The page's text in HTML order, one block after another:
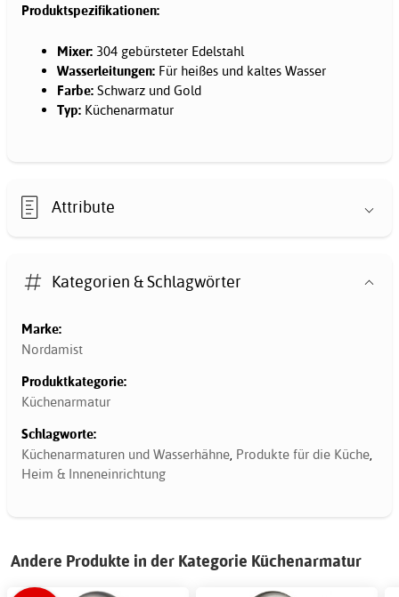
Produktspezifikationen:
Mixer: 304 gebürsteter Edelstahl
Wasserleitungen: Für heißes und kaltes Wasser
Farbe: Schwarz und Gold
Typ: Küchenarmatur
Attribute
Kategorien & Schlagwörter
Marke:
Nordamist
Produktkategorie:
Küchenarmatur
Schlagworte:
Küchenarmaturen und Wasserhähne, Produkte für die Küche,
Heim & Inneneinrichtung
Andere Produkte in der Kategorie Küchenarmatur